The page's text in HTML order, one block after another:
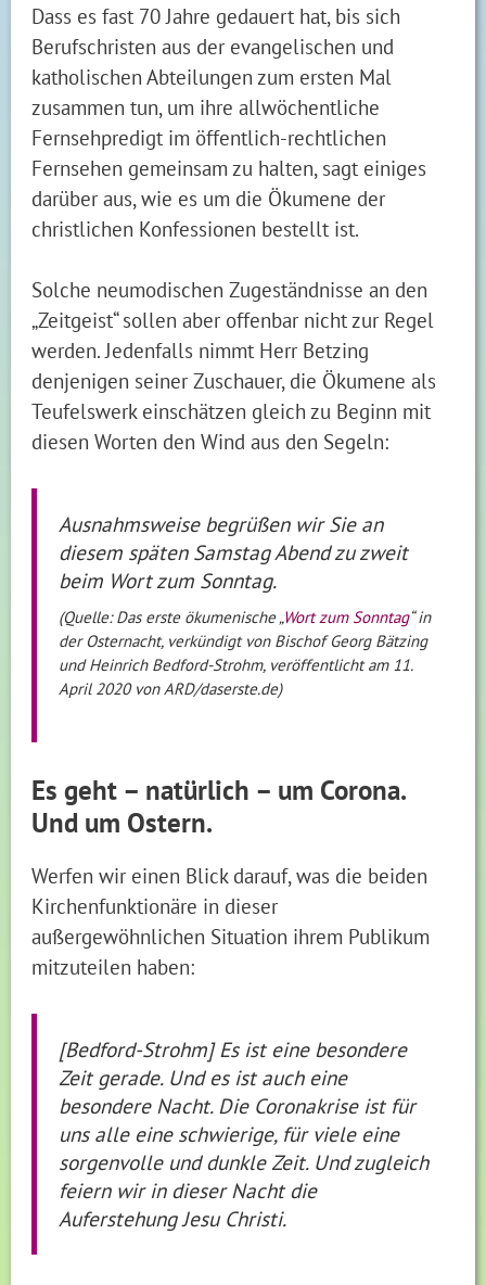
Dass es fast 70 Jahre gedauert hat, bis sich
Berufschristen aus der evangelischen und
katholischen Abteilungen zum ersten Mal
zusammen tun, um ihre allwöchentliche
Fernsehpredigt im öffentlich-rechtlichen
Fernsehen gemeinsam zu halten, sagt einiges
darüber aus, wie es um die Ökumene der
christlichen Konfessionen bestellt ist.
Solche neumodischen Zugeständnisse an den
„Zeitgeist“ sollen aber offenbar nicht zur Regel
werden. Jedenfalls nimmt Herr Betzing
denjenigen seiner Zuschauer, die Ökumene als
Teufelswerk einschätzen gleich zu Beginn mit
diesen Worten den Wind aus den Segeln:
Ausnahmsweise begrüßen wir Sie an
diesem späten Samstag Abend zu zweit
beim Wort zum Sonntag.
(Quelle: Das erste ökumenische „Wort zum Sonntag“ in
der Osternacht, verkündigt von Bischof Georg Bätzing
und Heinrich Bedford-Strohm, veröffentlicht am 11.
April 2020 von ARD/daserste.de)
Es geht – natürlich – um Corona.
Und um Ostern.
Werfen wir einen Blick darauf, was die beiden
Kirchenfunktionäre in dieser
außergewöhnlichen Situation ihrem Publikum
mitzuteilen haben:
[Bedford-Strohm] Es ist eine besondere
Zeit gerade. Und es ist auch eine
besondere Nacht. Die Coronakrise ist für
uns alle eine schwierige, für viele eine
sorgenvolle und dunkle Zeit. Und zugleich
feiern wir in dieser Nacht die
Auferstehung Jesu Christi.